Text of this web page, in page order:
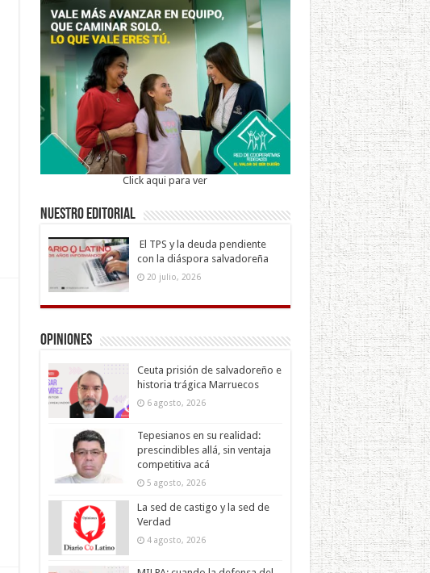
Click aqui para ver
Nuestro Editorial
El TPS y la deuda pendiente
con la diáspora salvadoreña
20 julio, 2026
Opiniones
Ceuta prisión de salvadoreño e
historia trágica Marruecos
6 agosto, 2026
Tepesianos en su realidad:
prescindibles allá, sin ventaja
competitiva acá
5 agosto, 2026
La sed de castigo y la sed de
Verdad
4 agosto, 2026